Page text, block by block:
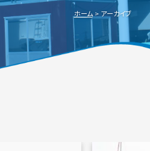
ホーム アーカイブ